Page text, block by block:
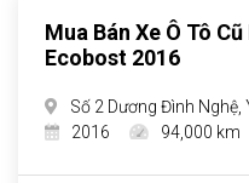
Mua Bán Xe Ô Tô
Ecobost 2016
Số 2 Dương Đình Nghệ,
2016
94,000 km